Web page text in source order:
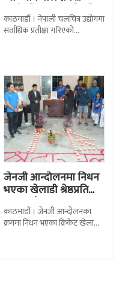
सार्वजनिक, मातृभूमिप्रति
पुत्रको भावनात्मक…
काठमाडौं । नेपाली चलचित्र उद्योगमा
सर्वाधिक प्रतीक्षा गरिएको
जेनजी आन्दोलनमा निधन
भएका खेलाडी श्रेष्ठप्रति
श्रद्धाञ्जली
काठमाडौं । जेनजी आन्दोलनका
क्रममा निधन भएका क्रिकेट खेलाडी
त्रिपुरेश्वरस्थीत राष्ट्रिय खेलकुद